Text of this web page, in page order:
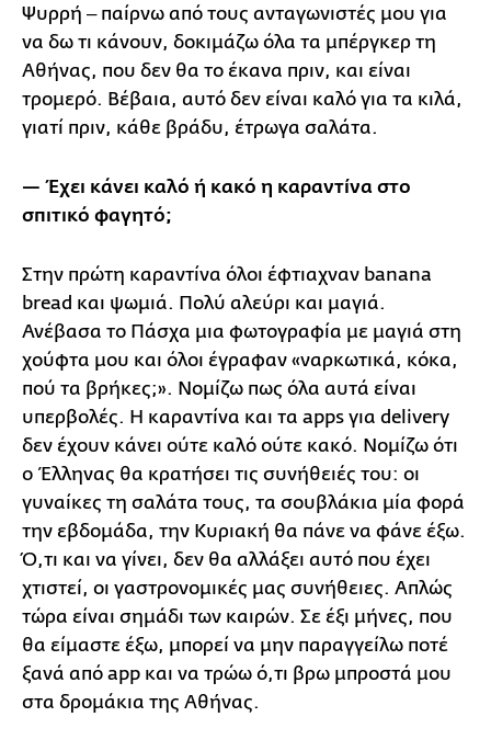
Ψυρρή ‒ παίρνω από τους ανταγωνιστές μου για
να δω τι κάνουν, δοκιμάζω όλα τα μπέργκερ τη
Αθήνας, που δεν θα το έκανα πριν, και είναι
τρομερό. Βέβαια, αυτό δεν είναι καλό για τα κιλά,
γιατί πριν, κάθε βράδυ, έτρωγα σαλάτα.
— Έχει κάνει καλό ή κακό η καραντίνα στο
σπιτικό φαγητό;
Στην πρώτη καραντίνα όλοι έφτιαχναν banana
bread και ψωμιά. Πολύ αλεύρι και μαγιά.
Ανέβασα το Πάσχα μια φωτογραφία με μαγιά στη
χούφτα μου και όλοι έγραφαν «ναρκωτικά, κόκα,
πού τα βρήκες;». Νομίζω πως όλα αυτά είναι
υπερβολές. Η καραντίνα και τα apps για delivery
δεν έχουν κάνει ούτε καλό ούτε κακό. Νομίζω ότι
ο Έλληνας θα κρατήσει τις συνήθειές του: οι
γυναίκες τη σαλάτα τους, τα σουβλάκια μία φορά
την εβδομάδα, την Κυριακή θα πάνε να φάνε έξω.
Ό,τι και να γίνει, δεν θα αλλάξει αυτό που έχει
χτιστεί, οι γαστρονομικές μας συνήθειες. Απλώς
τώρα είναι σημάδι των καιρών. Σε έξι μήνες, που
θα είμαστε έξω, μπορεί να μην παραγγείλω ποτέ
ξανά από app και να τρώω ό,τι βρω μπροστά μου
στα δρομάκια της Αθήνας.